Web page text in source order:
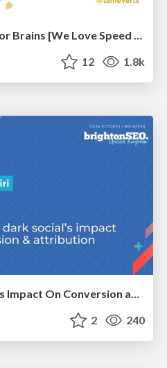
Performance Is Good for Brains [We Love Speed 2024]
12 1.8k
2 240